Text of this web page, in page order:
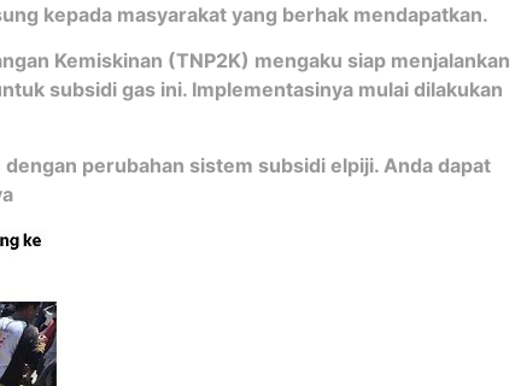
kepada masyarakat yang berhak mendapatkan.
Kemiskinan (TNP2K) mengaku siap menjalankan
subsidi gas ini. Implementasinya mulai dilakukan
perubahan sistem subsidi elpiji. Anda dapat